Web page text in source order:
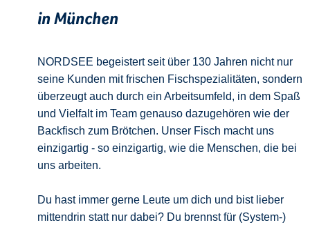
in München
NORDSEE begeistert seit über 130 Jahren nicht nur
seine Kunden mit frischen Fischspezialitäten, sondern
überzeugt auch durch ein Arbeitsumfeld, in dem Spaß
und Vielfalt im Team genauso dazugehören wie der
Backfisch zum Brötchen. Unser Fisch macht uns
einzigartig - so einzigartig, wie die Menschen, die bei
uns arbeiten.
Du hast immer gerne Leute um dich und bist lieber
mittendrin statt nur dabei? Du brennst für (System-)